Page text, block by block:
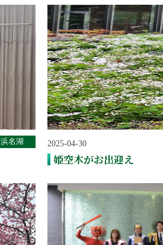
浜名湖 2025-04-30
姫空木がお出迎え